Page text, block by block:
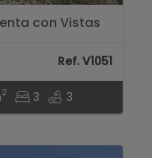
con Vistas
Ref. V1051
2 3 3